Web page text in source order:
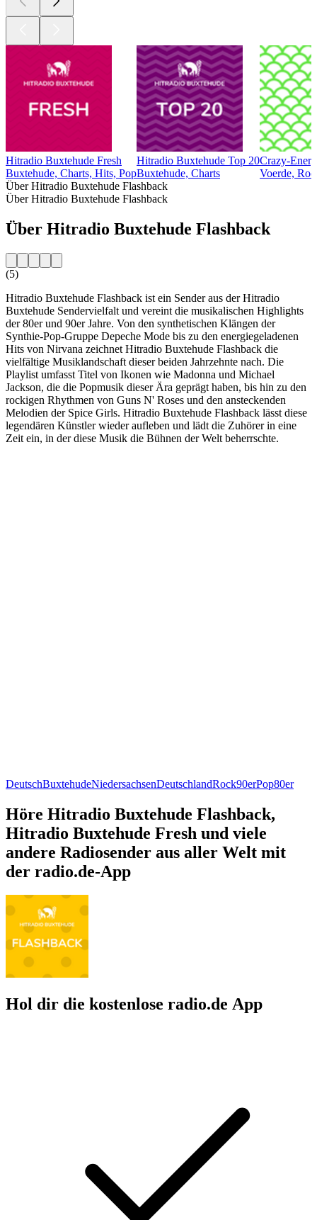
Hitradio Buxtehude Fresh
Buxtehude, Charts, Hits, Pop
Hitradio Buxtehude Top 20
Buxtehude, Charts
Crazy-
Voerde,
Über Hitradio Buxtehude Flashback
Über Hitradio Buxtehude Flashback
Über Hitradio Buxtehude Flashback
(5)
Hitradio Buxtehude Flashback ist ein Sender aus der Hitradio
Buxtehude Sendervielfalt und vereint die musikalischen Highlights
der 80er und 90er Jahre. Von den synthetischen Klängen der
Synthie-Pop-Gruppe Depeche Mode bis zu den energiegeladenen
Hits von Nirvana zeichnet Hitradio Buxtehude Flashback die
vielfältige Musiklandschaft dieser beiden Jahrzehnte nach. Die
Playlist umfasst Titel von Ikonen wie Madonna und Michael
Jackson, die die Popmusik dieser Ära geprägt haben, bis hin zu den
rockigen Rhythmen von Guns N' Roses und den ansteckenden
Melodien der Spice Girls. Hitradio Buxtehude Flashback lässt diese
legendären Künstler wieder aufleben und lädt die Zuhörer in eine
Zeit ein, in der diese Musik die Bühnen der Welt beherrschte.
DeutschBuxtehudeNiedersachsenDeutschlandRock90erPop80er
Höre Hitradio Buxtehude Flashback,
Hitradio Buxtehude Fresh und viele
andere Radiosender aus aller Welt mit
der radio.de-App
Hol dir die kostenlose radio.de App